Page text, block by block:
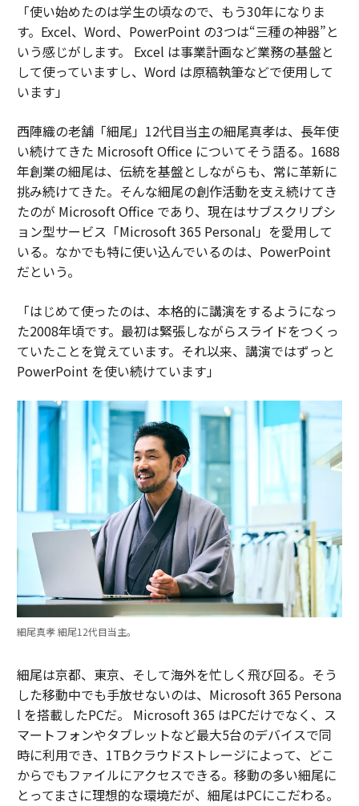
「使い始めたのは学生の頃なので、もう30年になりま
す。Excel、Word、PowerPoint の3つは“三種の神器”と
いう感じがします。 Excel は事業計画など業務の基盤と
して使っていますし、Word は原稿執筆などで使用して
います」
西陣織の老舗「細尾」12代目当主の細尾真孝は、長年使
い続けてきた Microsoft Office についてそう語る。1688
年創業の細尾は、伝統を基盤としながらも、常に革新に
挑み続けてきた。そんな細尾の創作活動を支え続けてき
たのが Microsoft Office であり、現在はサブスクリプシ
ョン型サービス「Microsoft 365 Personal」を愛用して
いる。なかでも特に使い込んでいるのは、PowerPoint
だという。
「はじめて使ったのは、本格的に講演をするようになっ
た2008年頃です。最初は緊張しながらスライドをつくっ
ていたことを覚えています。それ以来、講演ではずっと
PowerPoint を使い続けています」
細尾真孝 細尾12代目当主。
細尾は京都、東京、そして海外を忙しく飛び回る。そう
した移動中でも手放せないのは、Microsoft 365 Persona
l を搭載したPCだ。 Microsoft 365 はPCだけでなく、ス
マートフォンやタブレットなど最大5台のデバイスで同
時に利用でき、1TBクラウドストレージによって、どこ
からでもファイルにアクセスできる。移動の多い細尾に
とってまさに理想的な環境だが、細尾はPCにこだわる。